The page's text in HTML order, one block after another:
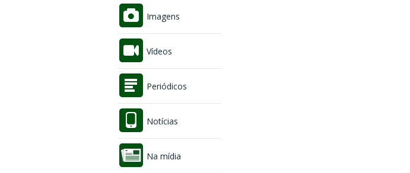
Imagens
Vídeos
Periódicos
Notícias
Na mídia